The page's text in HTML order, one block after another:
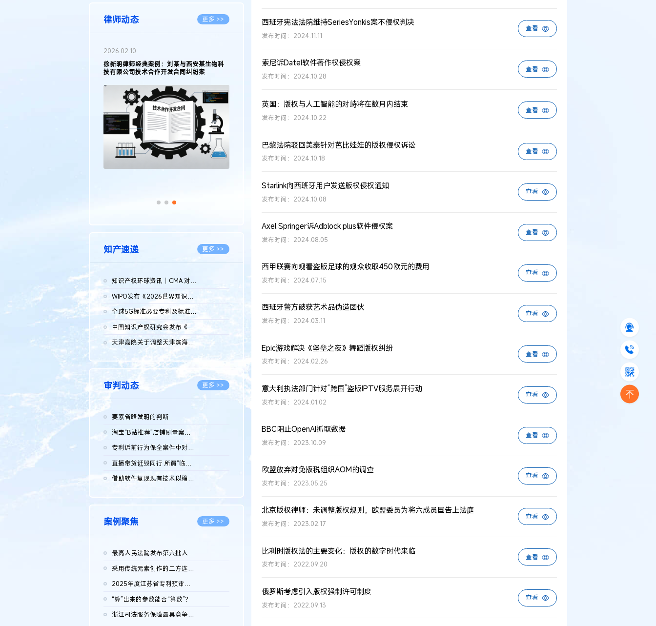
地理标志 更多 >>
集成电路布图设计
传统文化 更多 >>
律师动态 更多 >>
2026.05.11
徐新明律师接受《天津日报》采访：解读
2025年度天津市专利行政保护案例
著名知识产权律师徐新明接受《中国经营
报》采访：技术革新下知识产权保护面临新
挑战与应对策略
知产速递 更多 >>
知识产权环球资讯｜CMA 对微软发起调查；批量搬运二手平台数据构...
WIPO发布《2026世界知识产权报告》 含报告全文
全球5G标准必要专利及标准提案研究报告（2026年）全文发布
中国知识产权研究会发布《2025年度中国企业海外知识产权纠纷调查...
2026.08.07
天津高院关于调整天津滨海高新技术产业开发区华苑科技园一审普通...
2026.08.07
审判动态 更多 >>
要素省略发明的判断
淘宝“B站推荐”店铺刷量案维持原判，两被告连带赔偿150万元
专利诉前行为保全案件中对仿制药申请人曾作出三类声明的考量及违...
直播带货诋毁同行 所谓“临场发挥”不免责
借助软件复现现有技术以确认相关参数特征是否被公开
案例聚焦 更多 >>
最高人民法院发布第六批人民法院种业知识产权司法保护典型案例 含...
采用传统元素创作的二方连续装饰图案作品的独创性及侵权对比认定
2025年度江苏省专利预审典型案例
“算”出来的参数能否“算数”？
浙江司法服务保障最具竞争力营商环境建设典型案例（第二批）含侵...
西班牙宪法法院维持SeriesYonkis案不侵权判决
发布时间：2024.11.11
查看
索尼诉Datel软件著作权侵权案
发布时间：2024.10.28
查看
英国：版权与人工智能的对峙将在数月内结束
发布时间：2024.10.22
查看
巴黎法院驳回美泰针对芭比娃娃的版权侵权诉讼
发布时间：2024.10.18
查看
Starlink向西班牙用户发送版权侵权通知
发布时间：2024.10.08
查看
Axel Springer诉Adblock plus软件侵权案
发布时间：2024.08.05
查看
西甲联赛向观看盗版足球的观众收取450欧元的费用
发布时间：2024.07.15
查看
西班牙警方破获艺术品伪造团伙
发布时间：2024.03.11
查看
Epic游戏解决《堡垒之夜》舞蹈版权纠纷
发布时间：2024.02.26
查看
意大利执法部门针对“跨国”盗版IPTV服务展开行动
发布时间：2024.01.02
查看
BBC阻止OpenAI抓取数据
发布时间：2023.10.09
查看
欧盟放弃对免版税组织AOM的调查
发布时间：2023.05.25
查看
北京版权律师：未调整版权规则，欧盟委员为将六成员国告上法庭
发布时间：2023.02.17
查看
比利时版权法的主要变化：版权的数字时代来临
发布时间：2022.09.20
查看
俄罗斯考虑引入版权强制许可制度
发布时间：2022.09.13
查看